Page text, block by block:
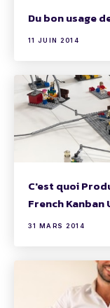
Du bon usage
11 JUIN 2014
C'est quoi
French Kanban
31 MARS 2014